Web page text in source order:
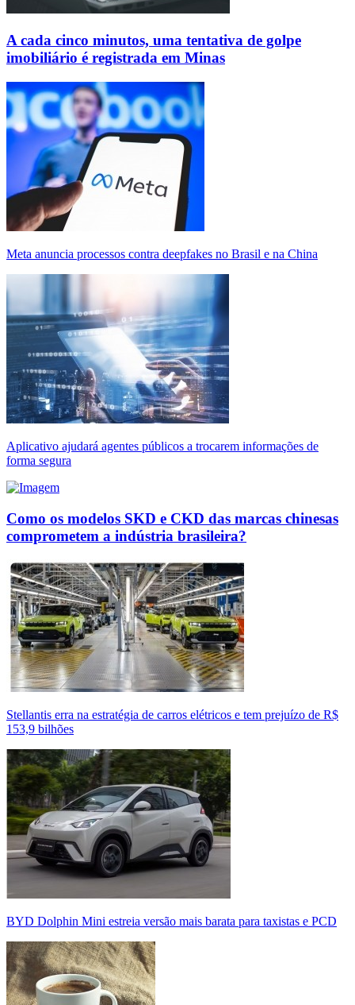
A cada cinco minutos, uma tentativa de golpe
imobiliário é registrada em Minas
Meta anuncia processos contra deepfakes no Brasil e na China
Aplicativo ajudará agentes públicos a trocarem informações de
forma segura
Como os modelos SKD e CKD das marcas chinesas
comprometem a indústria brasileira?
Stellantis erra na estratégia de carros elétricos e tem prejuízo de R$
153,9 bilhões
BYD Dolphin Mini estreia versão mais barata para taxistas e PCD